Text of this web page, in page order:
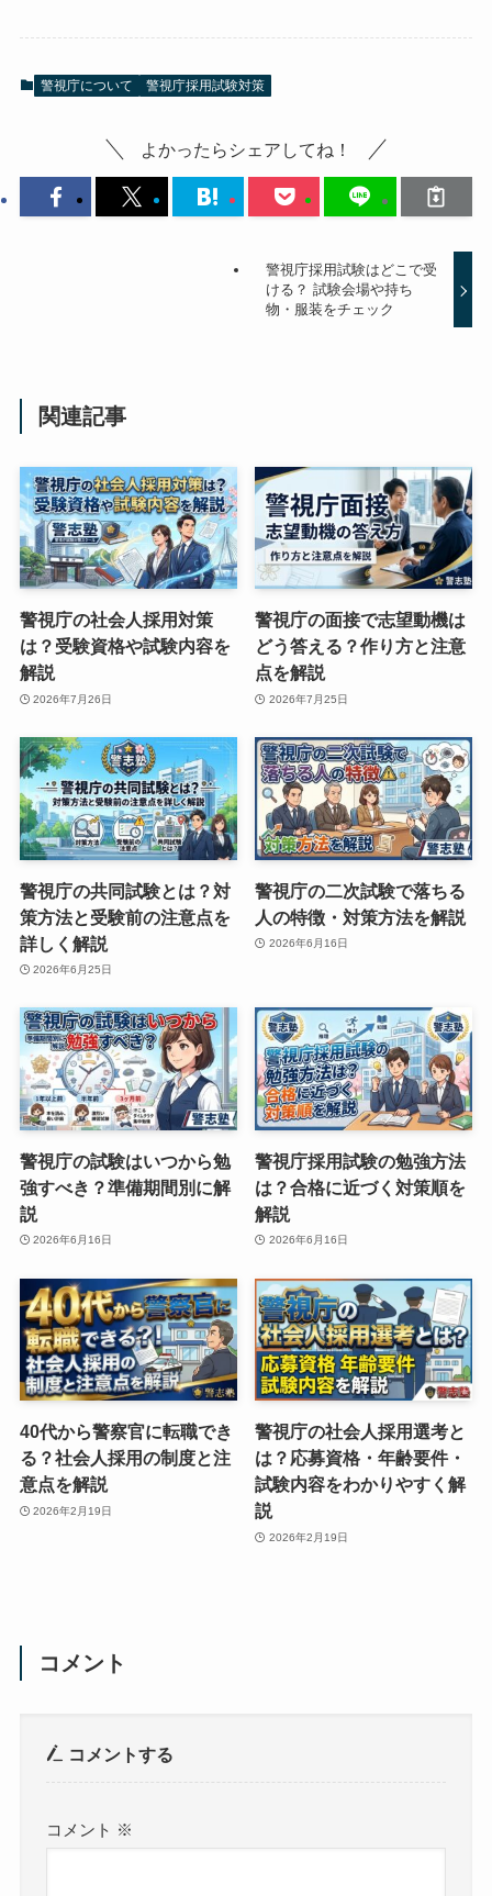
警視庁について 警視庁採用試験対策
よかったらシェアしてね！
警視庁採用試験はどこで受
ける？ 試験会場や持ち
物・服装をチェック
関連記事
警視庁の社会人採用対策
は？受験資格や試験内容を
解説
2026年7月26日
警視庁の面接で志望動機は
どう答える？作り方と注意
点を解説
2026年7月25日
警視庁の共同試験とは？対
策方法と受験前の注意点を
詳しく解説
2026年6月25日
警視庁の二次試験で落ちる
人の特徴・対策方法を解説
2026年6月16日
警視庁の試験はいつから勉
強すべき？準備期間別に解
説
2026年6月16日
警視庁採用試験の勉強方法
は？合格に近づく対策順を
解説
2026年6月16日
40代から警察官に転職でき
る？社会人採用の制度と注
意点を解説
2026年2月19日
警視庁の社会人採用選考と
は？応募資格・年齢要件・
試験内容をわかりやすく解
説
2026年2月19日
コメント
コメントする
コメント ※